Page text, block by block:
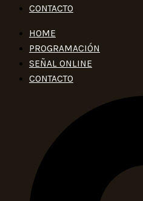
CONTACTO
HOME
PROGRAMACIÓN
SEÑAL ONLINE
CONTACTO